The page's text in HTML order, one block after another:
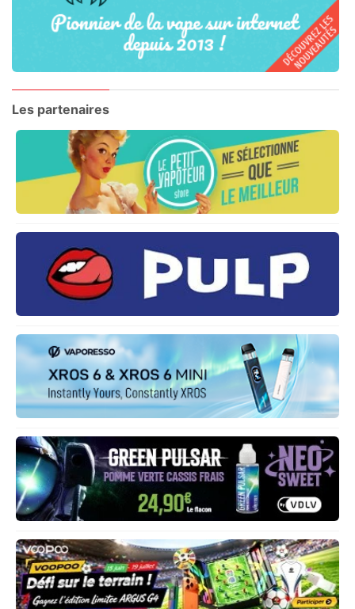
Les partenaires